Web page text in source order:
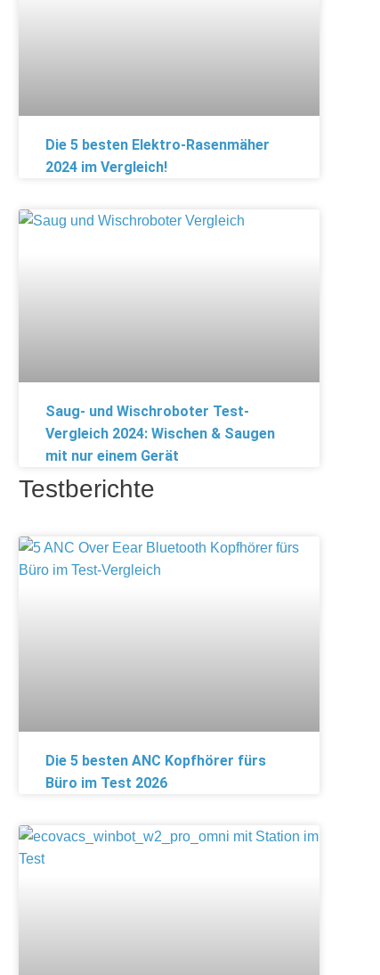
Die 5 besten Elektro-Rasenmäher
2024 im Vergleich!
Saug- und Wischroboter Test-
Vergleich 2024: Wischen & Saugen
mit nur einem Gerät
Testberichte
Die 5 besten ANC Kopfhörer fürs
Büro im Test 2026